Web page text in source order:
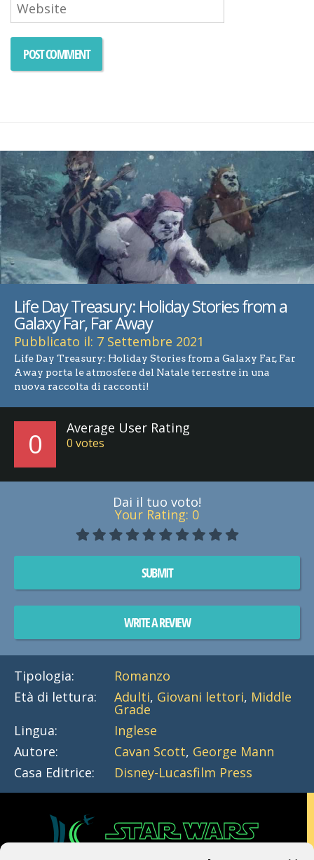
Life Day Treasury: Holiday Stories from a
Galaxy Far, Far Away
Pubblicato il: 7 Settembre 2021
Life Day Treasury: Holiday Stories from a Galaxy Far, Far
Away porta le atmosfere del Natale terrestre in una
nuova raccolta di racconti!
0 Average User Rating
0 votes
Dai il tuo voto!
Your Rating: 0
SUBMIT
WRITE A REVIEW
Tipologia:
Romanzo
Età di lettura:
Adulti, Giovani lettori, Middle
Grade
Lingua:
Inglese
Autore:
Cavan Scott, George Mann
Casa Editrice:
Disney-Lucasfilm Press